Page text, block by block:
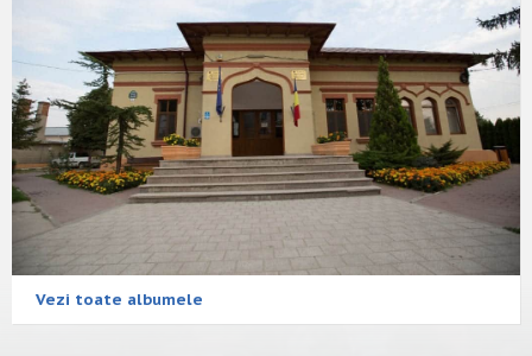
Vezi toate albumele